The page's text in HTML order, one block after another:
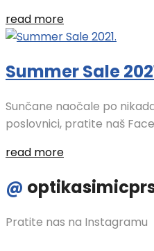
read more
Summer Sale
Sunčane naočale po
poslovnici, pratite naš
read more
@
Pratite nas na Instagramu